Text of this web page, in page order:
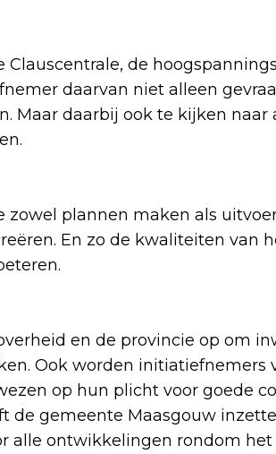
de
daarvan niet alleen
Maar daarbij ook te kijken naar
plannen maken als
En zo de kwaliteiten van
en de provincie op om
Ook worden initiatiefnemers
op hun plicht voor goede
de gemeente Maasgouw
alle ontwikkelingen rondom het